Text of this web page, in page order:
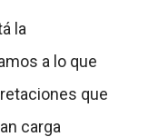
la
a lo que
que
carga